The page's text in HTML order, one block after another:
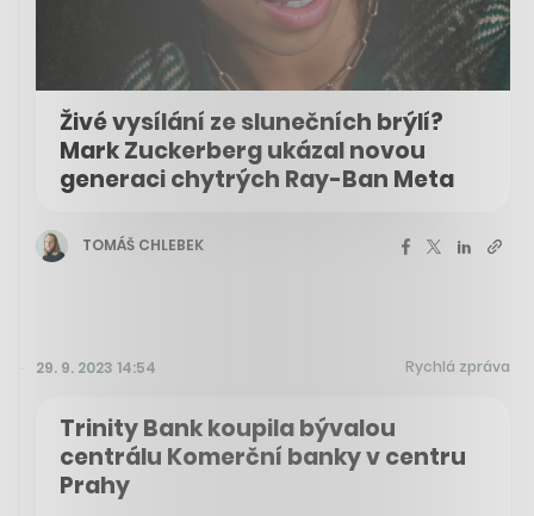
Živé vysílání ze slunečních brýlí?
Mark Zuckerberg ukázal novou
generaci chytrých Ray-Ban Meta
TOMÁŠ CHLEBEK
29. 9. 2023 14:54 Rychlá zpráva
Trinity Bank koupila bývalou
centrálu Komerční banky v centru
Prahy